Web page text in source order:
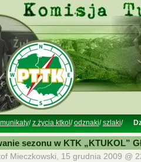
/z życia ktkol /odznaki/szlaki/
sezonu w KTK „KTUKOL”
Mieczkowski, 15 grudnia 2009 @